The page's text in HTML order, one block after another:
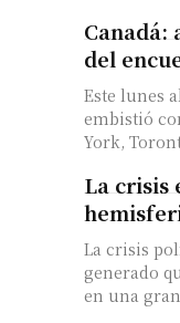
Canadá:
del
Este lunes
embistió
York,
La crisis
La crisis
generado